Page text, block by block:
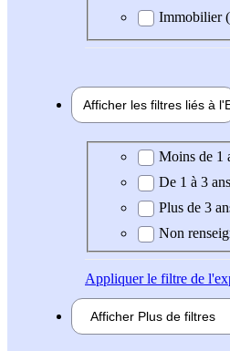
Immobilier
Afficher les filtres liés à l'
Expérience demandée
Moins de 1
De 1 à 3
Plus de 3
Non
Appliquerle filtre de
Afficher Plus de filtres